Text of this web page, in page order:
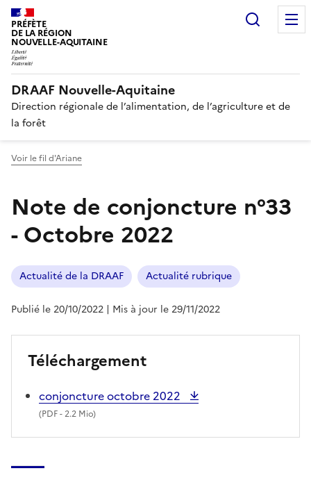
PRÉFÈTE
DE LA RÉGION
NOUVELLE-AQUITAINE
DRAAF Nouvelle-Aquitaine
Direction régionale de l’alimentation, de l’agriculture et de
la forêt
Voir le fil d'Ariane
Note de conjoncture n°33
- Octobre 2022
Actualité de la DRAAF Actualité rubrique
Publié le 20/10/2022 | Mis à jour le 29/11/2022
Téléchargement
conjoncture octobre 2022
(PDF- 2.2 Mio)